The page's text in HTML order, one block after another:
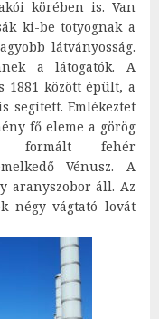
körében is. Van
ki-be totyognak a
látványosság.
a látogatók. A
1881 között épült, a
segített. Emlékeztet
fő eleme a görög
formált fehér
Vénusz. A
aranyszobor áll. Az
négy vágtató lovát